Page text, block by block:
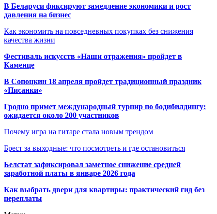
В Беларуси фиксируют замедление экономики и рост
давления на бизнес
Как экономить на повседневных покупках без снижения
качества жизни
Фестиваль искусств «Наши отражения» пройдет в
Каменце
В Сопоцкин 18 апреля пройдет традиционный праздник
«Писанки»
Гродно примет международный турнир по бодибилдингу:
ожидается около 200 участников
Почему игра на гитаре стала новым трендом
Брест за выходные: что посмотреть и где остановиться
Белстат зафиксировал заметное снижение средней
заработной платы в январе 2026 года
Как выбрать двери для квартиры: практический гид без
переплаты